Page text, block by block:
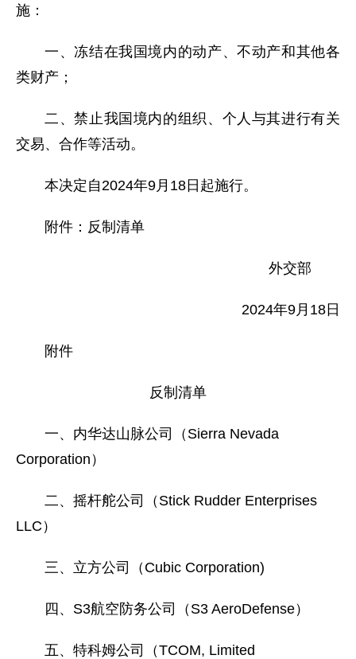
施：
一、冻结在我国境内的动产、不动产和其他各
类财产；
二、禁止我国境内的组织、个人与其进行有关
交易、合作等活动。
本决定自2024年9月18日起施行。
附件：反制清单
外交部
2024年9月18日
附件
反制清单
一、内华达山脉公司（Sierra Nevada
Corporation）
二、摇杆舵公司（Stick Rudder Enterprises
LLC）
三、立方公司（Cubic Corporation)
四、S3航空防务公司（S3 AeroDefense）
五、特科姆公司（TCOM, Limited